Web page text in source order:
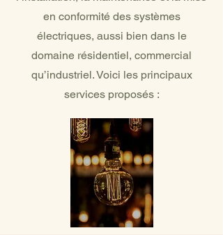
en conformité des systèmes
électriques, aussi bien dans le
domaine résidentiel, commercial
qu’industriel. Voici les principaux
services proposés :